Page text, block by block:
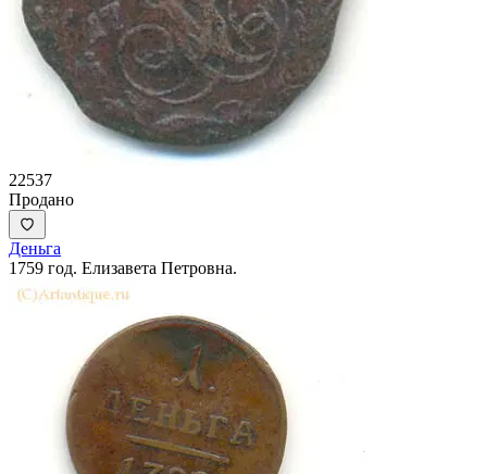
22537
Продано
Деньга
1759 год. Елизавета Петровна.